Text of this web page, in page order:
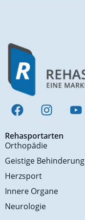
Rehasportarten
Orthopädie
Geistige Behinderung
Herzsport
Innere Organe
Neurologie